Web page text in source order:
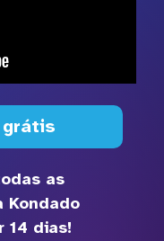
grátis
as
Kondado
14 dias!